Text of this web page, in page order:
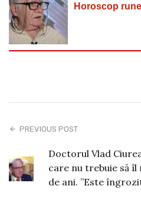
Horoscop
PREVIOUS POST
Doctorul Vlad
care nu trebuie să îl
de ani. ”Este